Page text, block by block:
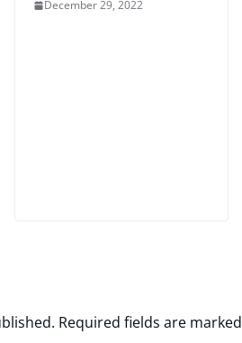
December 29, 2022
Required fields are marked